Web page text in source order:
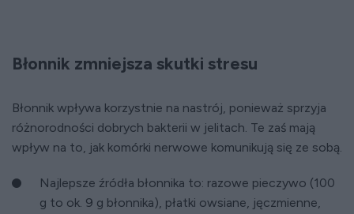
Błonnik zmniejsza skutki stresu
Błonnik wpływa korzystnie na nastrój, ponieważ sprzyja
różnorodności dobrych bakterii w jelitach. Te zaś mają
wpływ na to, jak komórki nerwowe komunikują się ze sobą.
Najlepsze źródła błonnika to: razowe pieczywo (100
g to ok. 9 g błonnika), płatki owsiane, jęczmienne,